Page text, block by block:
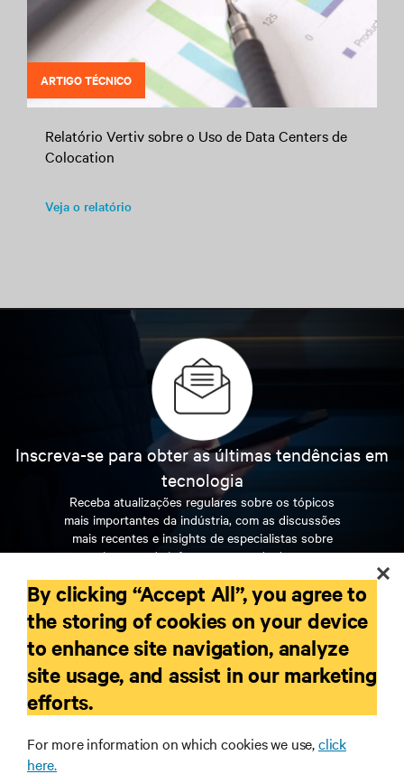
ARTIGO TÉCNICO
Relatório Vertiv sobre o Uso de Data Centers de
Colocation
Veja o relatório
Inscreva-se para obter as últimas tendências em
tecnologia
Receba atualizações regulares sobre os tópicos
mais importantes da indústria, com as discussões
mais recentes e insights de especialistas sobre
gerenciamento de infraestrutura e de data center.
INSCREVA-SE AGORA
RECURSOS
SUPORTE
By clicking “Accept All”, you agree to
the storing of cookies on your device
to enhance site navigation, analyze
site usage, and assist in our marketing
efforts.
For more information on which cookies we use,click
here.